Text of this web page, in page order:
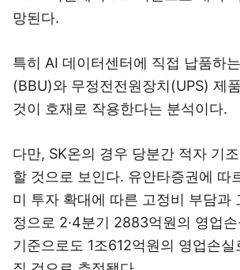
망된다.
특히 AI 데이터센터에 직접 납품하
(BBU)와 무정전전원장치(UPS) 제
것이 호재로 작용한다는 분석이다.
다만, SK온의 경우 당분간 적자 기
할 것으로 보인다. 유안타증권에 따
미 투자 확대에 따른 고정비 부담과
정으로 2·4분기 2883억원의 영업
기준으로도 1조612억원의 영업손실